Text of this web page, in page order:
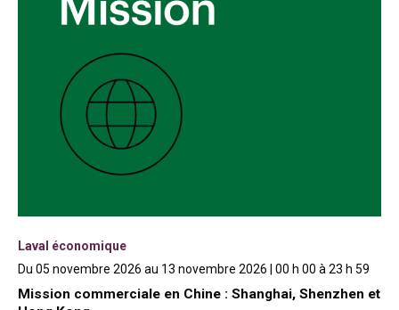
Laval économique
Du 05 novembre 2026 au 13 novembre 2026 | 00 h 00 à 23 h 59
Mission commerciale en Chine : Shanghai, Shenzhen et